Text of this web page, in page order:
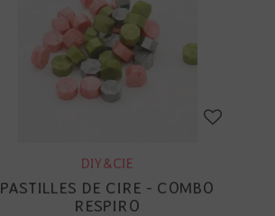
DIY&CIE
PASTILLES DE CIRE - COMBO
RESPIRO